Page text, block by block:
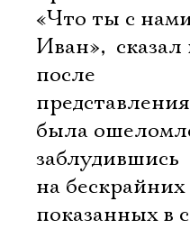
«Что ты с
Иван», 
после
была
заблудившись
на бескрайних
показанных в